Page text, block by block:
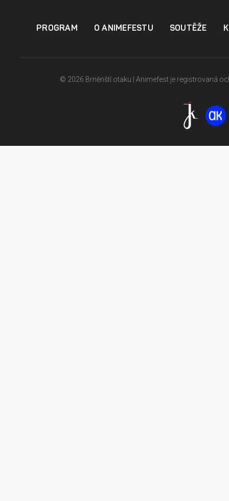
PROGRAM O ANIMEFESTU SOUTĚŽE
© 2026 Brněnští otaku | Animefest je registrovaná